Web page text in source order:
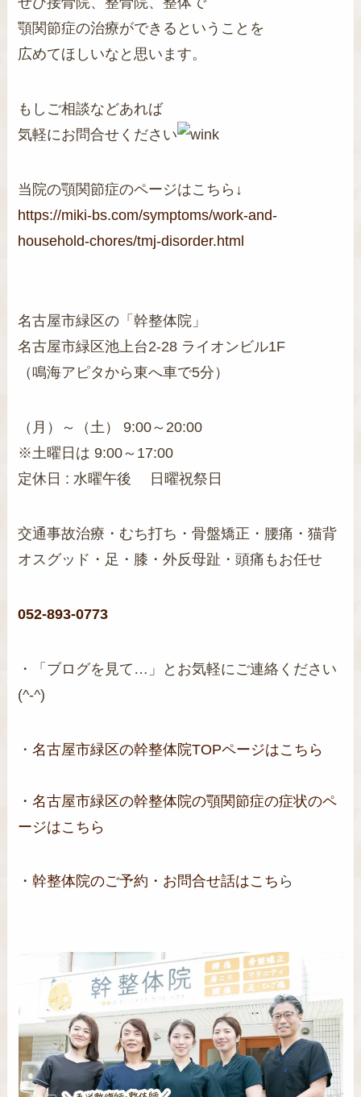
顎関節症の治療ができるということを
広めてほしいなと思います。
もしご相談などあれば
気軽にお問合せください
当院の顎関節症のページはこちら↓
https://miki-bs.com/symptoms/work-and-
household-chores/tmj-disorder.html
名古屋市緑区の「幹整体院」
名古屋市緑区池上台2-28 ライオンビル1F
（鳴海アピタから東へ車で5分）
（月）～（土） 9:00～20:00
※土曜日は 9:00～17:00
定休日 : 水曜午後 日曜祝祭日
交通事故治療・むち打ち・骨盤矯正・腰痛・猫背
オスグッド・足・膝・外反母趾・頭痛もお任せ
052-893-0773
・「ブログを見て…」とお気軽にご連絡ください
(^-^)
・名古屋市緑区の幹整体院TOPページはこちら
・名古屋市緑区の幹整体院の顎関節症の症状のペ
ージはこちら
・幹整体院のご予約・お問合せ話はこち ら